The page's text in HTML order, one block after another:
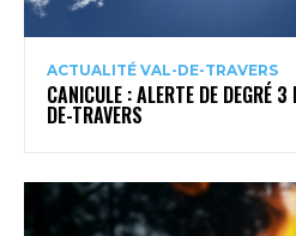
ACTUALITÉ VAL-DE-TRAVERS
CANICULE : ALERTE DE DEGRÉ
DE-TRAVERS